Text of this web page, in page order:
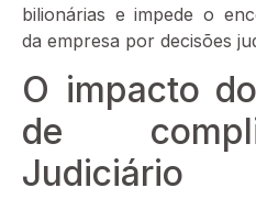
bilionárias e impede o
da empresa por decisões
O impacto
de
Judiciário